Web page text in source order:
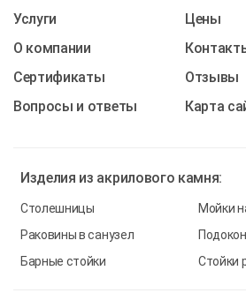
Услуги
Цены
О компании
Cертификаты
Отзывы
Вопросы и ответы
Карта
Изделия из акрилового камня:
Столешницы
Мойки
Раковины в санузел
Барные стойки
Стойки